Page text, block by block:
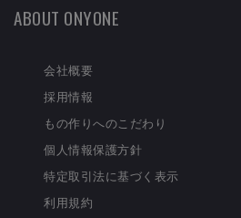
ABOUT ONYONE
会社概要
採用情報
もの作りへのこだわり
個人情報保護方針
特定取引法に基づく表示
利用規約